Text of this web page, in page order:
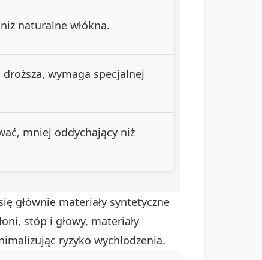
naturalne włókna.
wymaga specjalnej
mniej oddychający niż
głównie materiały syntetyczne
stóp i głowy, materiały
ryzyko wychłodzenia.